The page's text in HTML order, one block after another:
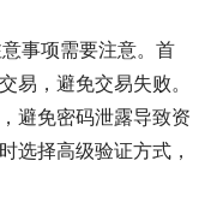
事项需要注意。首
易，避免交易失败。
避免密码泄露导致资
选择高级验证方式，